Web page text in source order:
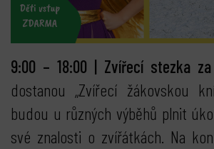
9:00 – 18:00 | Zvířecí stezka za
dostanou „Zvířecí žákovskou
budou u různých výběhů plnit
své znalosti o zvířátkách. Na